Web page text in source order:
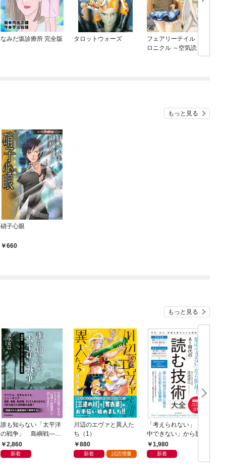
なみだ坂診療所 完全版 タロットウォーズ
フェアリーテイル・ク
ロニクル ～空気読まな
もっと見る
硝子心眼
660
もっと見る
誰も知らない「太平洋
の戦争」 島嶼戦――
マッカーサーとの激闘
の真実
2,860
新着
川辺のエヴァと異人た
ち（1）
880
新着 試読増量
「考えられない」「集
中できない」から脱
却！ AI時代の読む技
術大全
1,980
新着